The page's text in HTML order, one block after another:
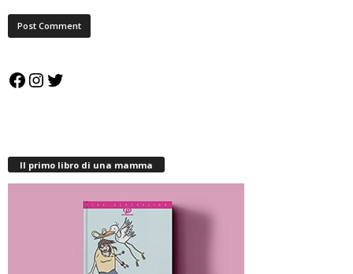
Facebook
Instagram
Twitter
Il primo libro di una mamma